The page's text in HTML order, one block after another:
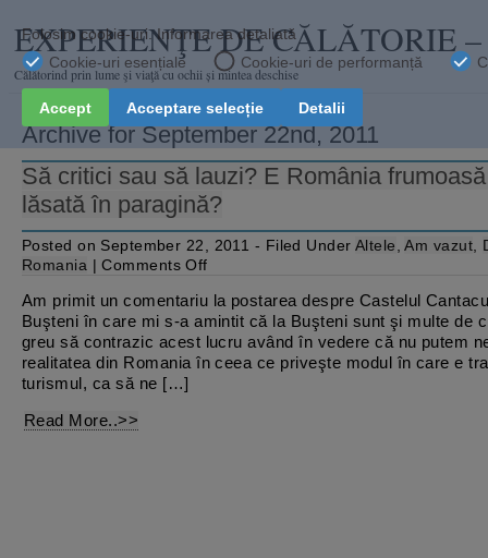
EXPERIENŢE DE CĂLĂTORIE
Călătorind prin lume şi viaţă cu ochii și mintea deschise
Archive for September 22nd, 2011
Să critici sau să lauzi? E România
lăsată în paragină?
Posted on September 22, 2011 - Filed Under Altele ,Am vazut,
Romania |Comments Offon
critici
sau
să
lauzi?
România
Am primit un comentariu la postarea despre Castelul
Buşteni în care mi s-a amintit că la Buşteni sunt şi multe de
greu să contrazic acest lucru având în vedere că nu putem
realitatea din Romania în ceea ce priveşte modul în care e
turismul, ca să ne […]
Read More..>>